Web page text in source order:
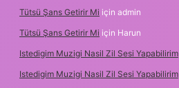
Tütsü Şans Getirir Mi için admin
Tütsü Şans Getirir Mi için Harun
Istedigim Muzigi Nasil Zil Sesi Yapabilirim
Istedigim Muzigi Nasil Zil Sesi Yapabilirim